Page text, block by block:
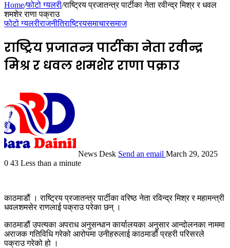
Home/फोटो ग्यलरी/राष्ट्रिय प्रजातन्त्र पार्टीका नेता रवीन्द्र मिश्र र धवल
शमशेर राणा पक्राउ
फोटो ग्यलरीराजनीतिराष्ट्रियसमाचारसमाज
राष्ट्रिय प्रजातन्त्र पार्टीका नेता रवीन्द्र
मिश्र र धवल शमशेर राणा पक्राउ
News Desk Send an email March 29, 2025
0 43 Less than a minute
काठमाडौं । राष्ट्रिय प्रजातन्त्र पार्टीका वरिष्ठ नेता रविन्द्र मिश्र र महामन्त्री
धवलशमसेर राणलाई पक्राउ परेका छन् ।
काठमाडौं उपत्यका अपराध अनुसन्धान कार्यालयका अनुसार आन्दोलनका नाममा
अराजक गतिविधि गरेको आरोपमा उनीहरुलाई काठमाडौं प्रहरी परिसरले
पक्राउ गरेको हो ।